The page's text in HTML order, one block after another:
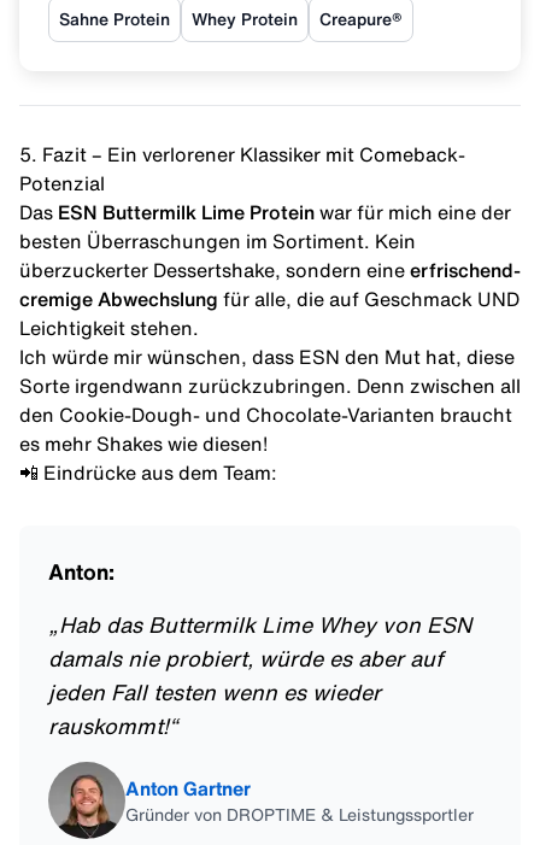
Sahne Protein Whey Protein Creapure®
5. Fazit – Ein verlorener Klassiker mit Comeback-
Potenzial
Das ESN Buttermilk Lime Protein war für mich eine der
besten Überraschungen im Sortiment. Kein
überzuckerter Dessertshake, sondern eine erfrischend-
cremige Abwechslung für alle, die auf Geschmack UND
Leichtigkeit stehen.
Ich würde mir wünschen, dass ESN den Mut hat, diese
Sorte irgendwann zurückzubringen. Denn zwischen all
den Cookie-Dough- und Chocolate-Varianten braucht
es mehr Shakes wie diesen!
📲 Eindrücke aus dem Team:
Anton:
Hab das Buttermilk Lime Whey von ESN
damals nie probiert, würde es aber auf
jeden Fall testen wenn es wieder
rauskommt!“
Anton Gartner
Gründer von DROPTIME & Leistungssportler